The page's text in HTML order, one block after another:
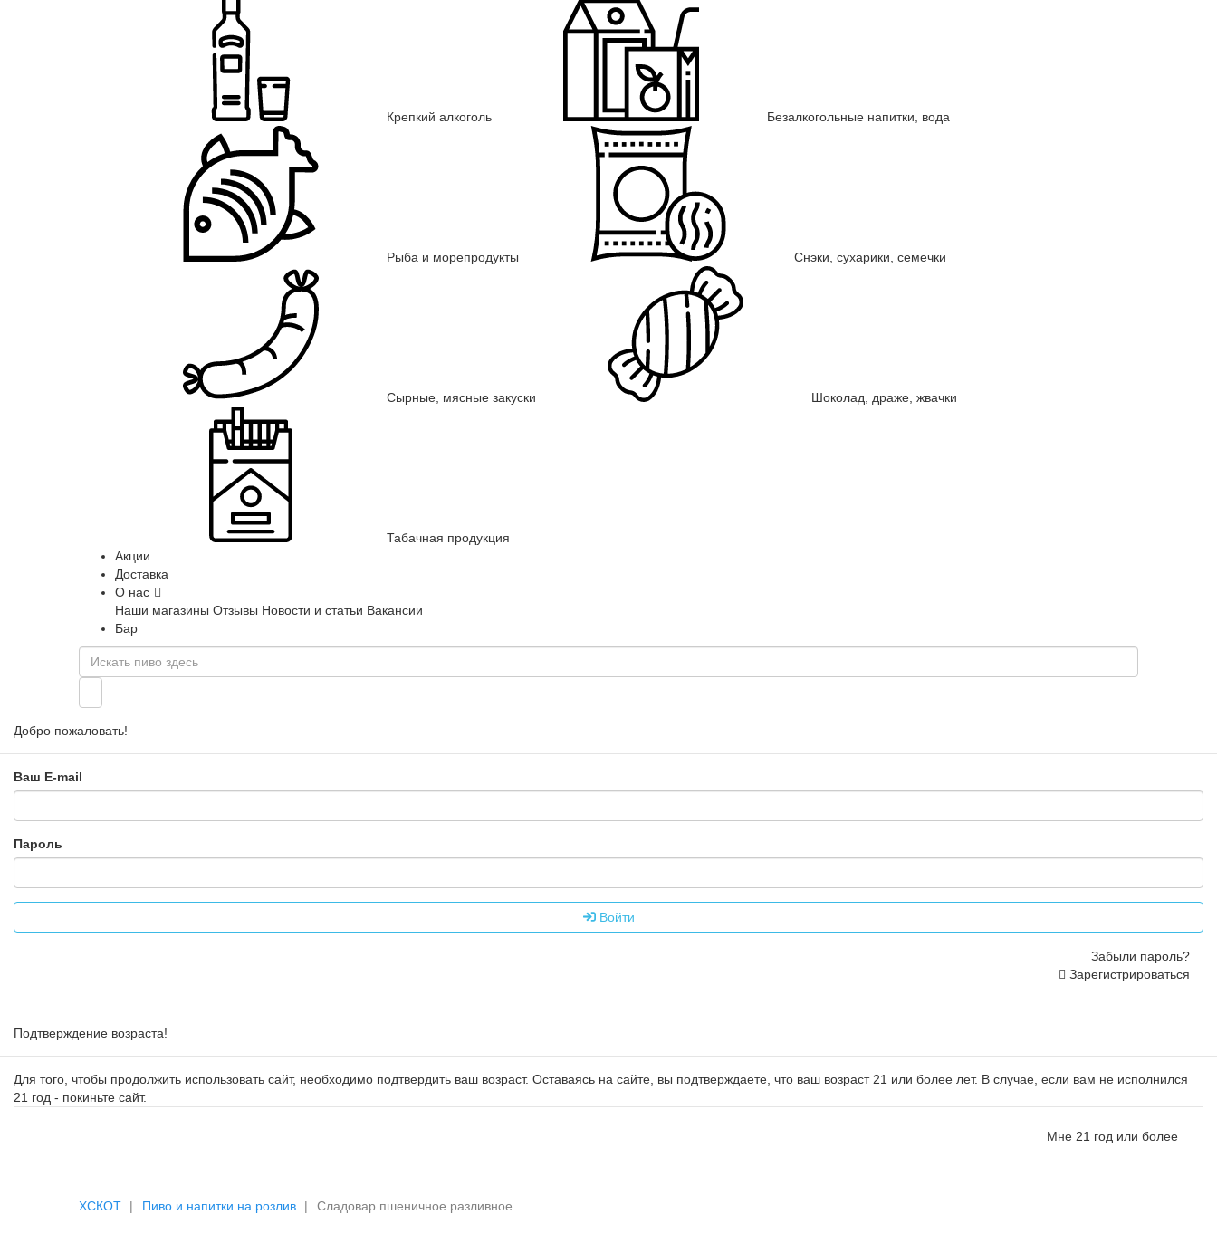
Крепкий алкоголь Безалкогольные напитки, вода
Рыба и морепродукты Снэки, сухарики, семечки
Сырные, мясные закуски Шоколад, драже, жвачки
Табачная продукция
Акции
Доставка
О нас
Наши магазины Отзывы Новости и статьи Вакансии
Бар
Добро пожаловать!
Ваш E-mail
Пароль
Войти
Забыли пароль?
Зарегистрироваться
Подтверждение возраста!
Для того, чтобы продолжить использовать сайт, необходимо подтвердить ваш возраст. Оставаясь на сайте, вы подтверждаете, что ваш возраст 21 или более лет. В случае, если вам не исполнился
21 год - покиньте сайт.
Мне 21 год или более
ХСКОТ Пиво и напитки на розлив Сладовар пшеничное разливное